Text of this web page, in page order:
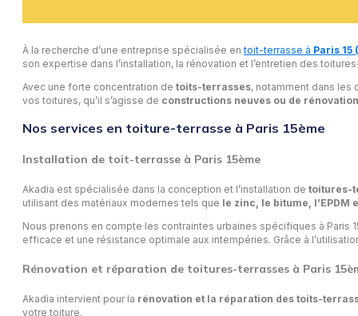
À la recherche d’une entreprise spécialisée entoit-terrasse à Paris 15
son expertise dans l’installation, la rénovation et l’entretien des
Avec une forte concentration de toits-terrasses, notamment dans les
vos toitures, qu’il s’agisse de constructions neuves ou de
Nos services en toiture-terrasse à Paris 15ème
Installation de toit-terrasse à Paris 15ème
Akadia est spécialisée dans la conception et l’installation de toitures-
utilisant des matériaux modernes tels que le zinc, le bitume,
Nous prenons en compte les contraintes urbaines spécifiques à Paris
efficace et une résistance optimale aux intempéries. Grâce à
Rénovation et réparation de toitures-terrasses à Paris 15
Akadia intervient pour la rénovation et la réparation des toits-
votre toiture.